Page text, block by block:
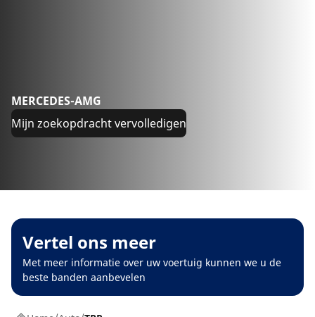
MERCEDES-AMG
Mijn zoekopdracht vervolledigen
Vertel ons meer
Met meer informatie over uw voertuig kunnen we u de
beste banden aanbevelen